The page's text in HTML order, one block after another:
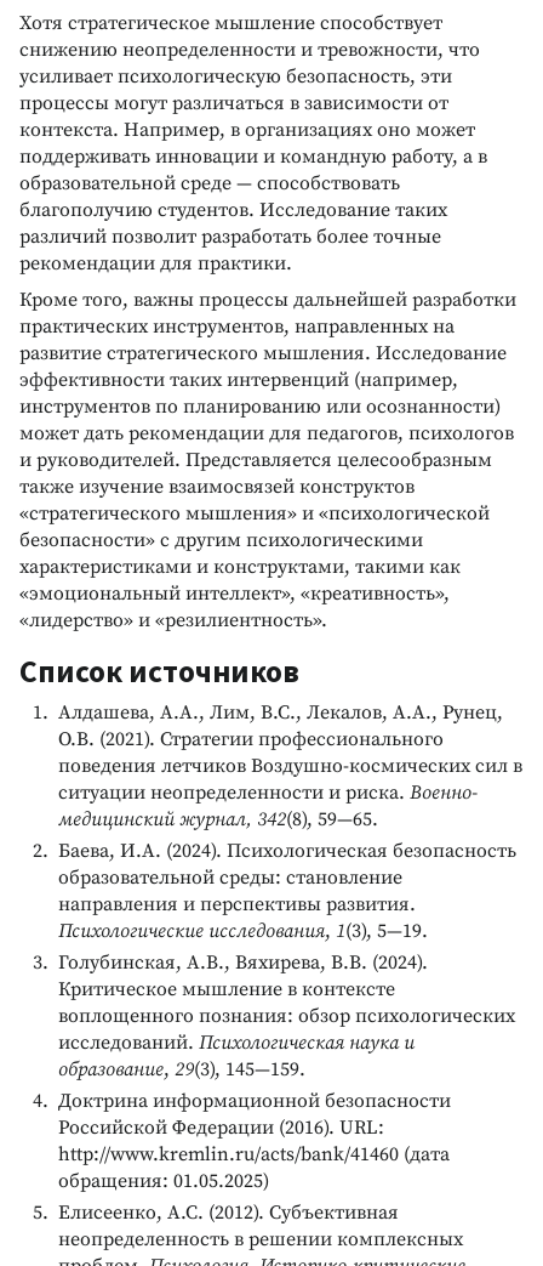
Хотя стратегическое мышление способствует
снижению неопределенности и тревожности, что
усиливает психологическую безопасность, эти
процессы могут различаться в зависимости от
контекста. Например, в организациях оно может
поддерживать инновации и командную работу, а в
образовательной среде — способствовать
благополучию студентов. Исследование таких
различий позволит разработать более точные
рекомендации для практики.
Кроме того, важны процессы дальнейшей разработки
практических инструментов, направленных на
развитие стратегического мышления. Исследование
эффективности таких интервенций (например,
инструментов по планированию или осознанности)
может дать рекомендации для педагогов, психологов
и руководителей. Представляется целесообразным
также изучение взаимосвязей конструктов
«стратегического мышления» и «психологической
безопасности» с другим психологическими
характеристиками и конструктами, такими как
«эмоциональный интеллект», «креативность»,
«лидерство» и «резилиентность».
Список источников
Алдашева, А.А., Лим, В.С., Лекалов, А.А., Рунец,
О.В. (2021). Стратегии профессионального
поведения летчиков Воздушно-космических сил в
ситуации неопределенности и риска. Военно-
медицинский журнал, 342(8), 59—65.
Баева, И.А. (2024). Психологическая безопасность
образовательной среды: становление
направления и перспективы развития.
Психологические исследования, 1(3), 5—19.
Голубинская, А.В., Вяхирева, В.В. (2024).
Критическое мышление в контексте
воплощенного познания: обзор психологических
исследований. Психологическая наука и
образование, 29(3), 145—159.
Доктрина информационной безопасности
Российской Федерации (2016). URL:
http://www.kremlin.ru/acts/bank/41460 (дата
обращения: 01.05.2025)
Елисеенко, А.С. (2012). Субъективная
неопределенность в решении комплексных